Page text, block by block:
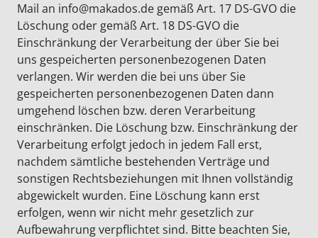
Mail an info@makados.de gemäß Art. 17 DS-GVO die
Löschung oder gemäß Art. 18 DS-GVO die
Einschränkung der Verarbeitung der über Sie bei
uns gespeicherten personenbezogenen Daten
verlangen. Wir werden die bei uns über Sie
gespeicherten personenbezogenen Daten dann
umgehend löschen bzw. deren Verarbeitung
einschränken. Die Löschung bzw. Einschränkung der
Verarbeitung erfolgt jedoch in jedem Fall erst,
nachdem sämtliche bestehenden Verträge und
sonstigen Rechtsbeziehungen mit Ihnen vollständig
abgewickelt wurden. Eine Löschung kann erst
erfolgen, wenn wir nicht mehr gesetzlich zur
Aufbewahrung verpflichtet sind. Bitte beachten Sie,